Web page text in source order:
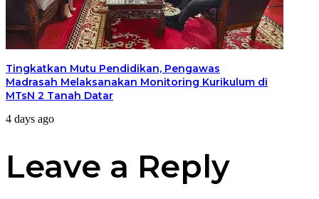
Tingkatkan Mutu Pendidikan, Pengawas
Madrasah Melaksanakan Monitoring Kurikulum di
MTsN 2 Tanah Datar
4 days ago
Leave a Reply